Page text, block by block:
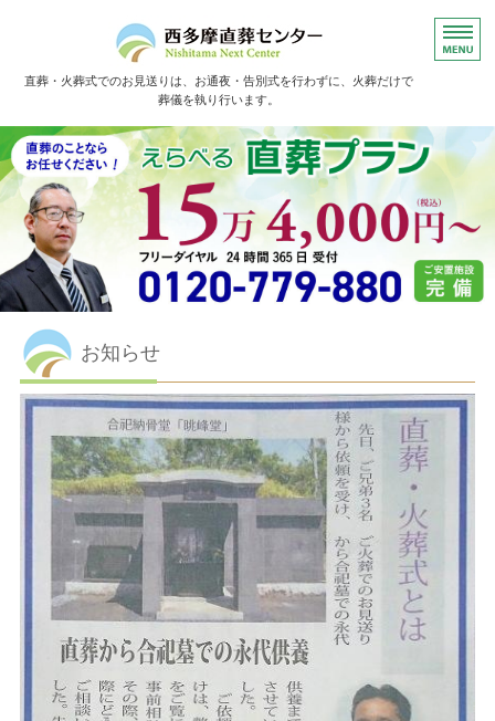
直葬・火葬式でのお見送りは、お通夜・告別式を行わずに、火葬だけで
葬儀を執り行います。
ホーム
直葬の流れ
よくあるご質問
お葬儀事例
お客様の声
お知らせ